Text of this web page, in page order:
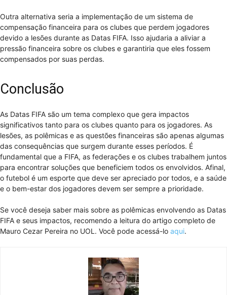
Outra alternativa seria a implementação de um sistema de
compensação financeira para os clubes que perdem jogadores
devido a lesões durante as Datas FIFA. Isso ajudaria a aliviar a
pressão financeira sobre os clubes e garantiria que eles fossem
compensados por suas perdas.
Conclusão
As Datas FIFA são um tema complexo que gera impactos
significativos tanto para os clubes quanto para os jogadores. As
lesões, as polêmicas e as questões financeiras são apenas algumas
das consequências que surgem durante esses períodos. É
fundamental que a FIFA, as federações e os clubes trabalhem juntos
para encontrar soluções que beneficiem todos os envolvidos. Afinal,
o futebol é um esporte que deve ser apreciado por todos, e a saúde
e o bem-estar dos jogadores devem ser sempre a prioridade.
Se você deseja saber mais sobre as polêmicas envolvendo as Datas
FIFA e seus impactos, recomendo a leitura do artigo completo de
Mauro Cezar Pereira no UOL. Você pode acessá-lo aqui.